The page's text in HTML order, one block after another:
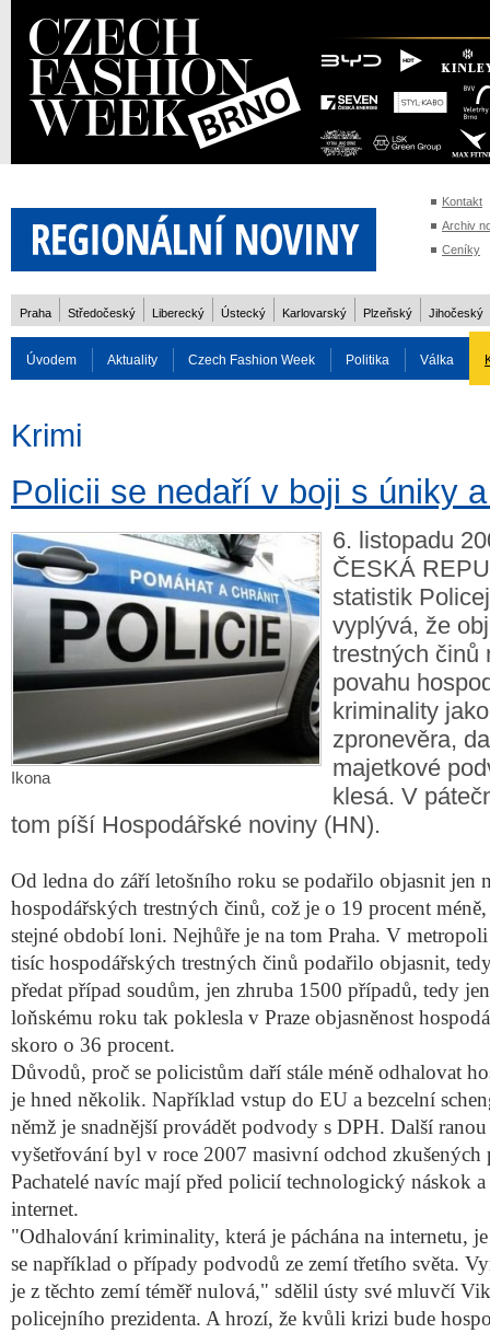
Kontakt
Archiv
Ceníky
Praha Středočeský Liberecký Ústecký Karlovarský Plzeňský Jihočeský
Úvodem Aktuality Czech Fashion Week Politika Válka
Krimi
Policii se nedaří v boji s úniky
Ikona
6. listopadu
ČESKÁ
statistik
vyplývá, že
trestných činů
povahu
kriminality
zpronevěra,
majetkové
klesá. V
tom píší Hospodářské noviny (HN).
Od ledna do září letošního roku se podařilo objasnit jen
hospodářských trestných činů, což je o 19 procent
stejné období loni. Nejhůře je na tom Praha. V metropoli
tisíc hospodářských trestných činů podařilo objasnit,
předat případ soudům, jen zhruba 1500 případů, tedy
loňskému roku tak poklesla v Praze objasněnost
skoro o 36 procent.
Důvodů, proč se policistům daří stále méně odhalovat
je hned několik. Například vstup do EU a bezcelní
němž je snadnější provádět podvody s DPH. Další ranou
vyšetřování byl v roce 2007 masivní odchod
Pachatelé navíc mají před policií technologický náskok
internet.
"Odhalování kriminality, která je páchána na internetu,
se například o případy podvodů ze zemí třetího světa.
je z těchto zemí téměř nulová," sdělil ústy své mluvčí
policejního prezidenta. A hrozí, že kvůli krizi bude